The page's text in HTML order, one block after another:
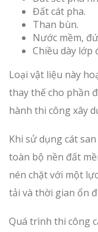
Đất cát pha.
Than bùn.
Nước mềm,
Chiều dày lớp
Loại vật liệu này
thay thế cho phần
hành thi công xây
Khi sử dụng cát
toàn bộ nền đất
nén chặt với một
tải và thời gian ổn
Quá trình thi công